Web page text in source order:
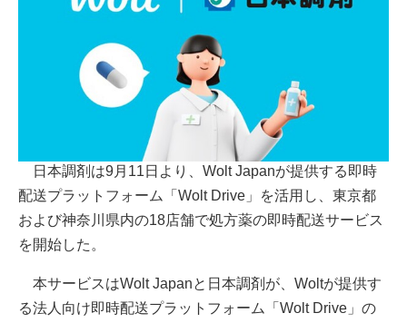
日本調剤は9月11日より、Wolt Japanが提供する即時
配送プラットフォーム「Wolt Drive」を活用し、東京都
および神奈川県内の18店舗で処方薬の即時配送サービス
を開始した。
本サービスはWolt Japanと日本調剤が、Woltが提供す
る法人向け即時配送プラットフォーム「Wolt Drive」の